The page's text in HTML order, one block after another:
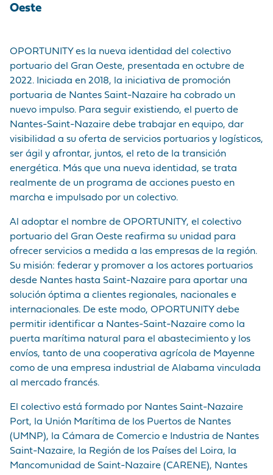
Oeste
OPORTUNITY es la nueva identidad del colectivo
portuario del Gran Oeste, presentada en octubre de
2022. Iniciada en 2018, la iniciativa de promoción
portuaria de Nantes Saint-Nazaire ha cobrado un
nuevo impulso. Para seguir existiendo, el puerto de
Nantes-Saint-Nazaire debe trabajar en equipo, dar
visibilidad a su oferta de servicios portuarios y logísticos,
ser ágil y afrontar, juntos, el reto de la transición
energética. Más que una nueva identidad, se trata
realmente de un programa de acciones puesto en
marcha e impulsado por un colectivo.
Al adoptar el nombre de OPORTUNITY, el colectivo
portuario del Gran Oeste reafirma su unidad para
ofrecer servicios a medida a las empresas de la región.
Su misión: federar y promover a los actores portuarios
desde Nantes hasta Saint-Nazaire para aportar una
solución óptima a clientes regionales, nacionales e
internacionales. De este modo, OPORTUNITY debe
permitir identificar a Nantes-Saint-Nazaire como la
puerta marítima natural para el abastecimiento y los
envíos, tanto de una cooperativa agrícola de Mayenne
como de una empresa industrial de Alabama vinculada
al mercado francés.
El colectivo está formado por Nantes Saint-Nazaire
Port, la Unión Marítima de los Puertos de Nantes
(UMNP), la Cámara de Comercio e Industria de Nantes
Saint-Nazaire, la Región de los Países del Loira, la
Mancomunidad de Saint-Nazaire (CARENE), Nantes